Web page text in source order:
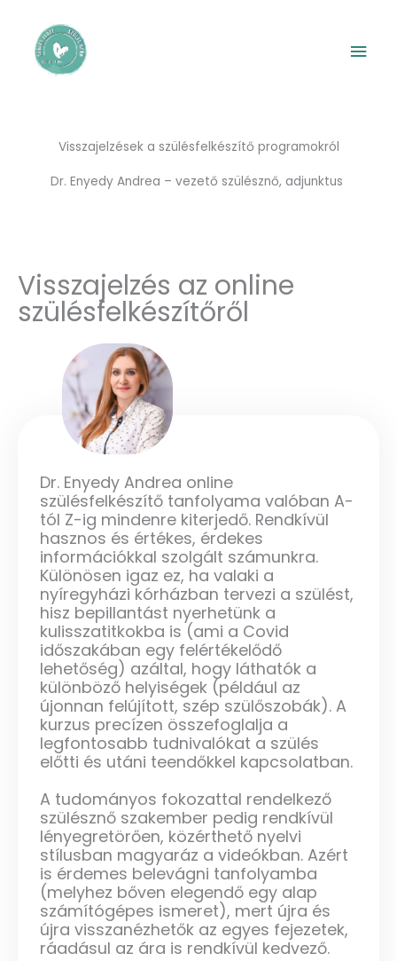
content
Visszajelzések a szülésfelkészítő programokról
Dr. Enyedy Andrea – vezető szülésznő, adjunktus
Visszajelzés az online
szülésfelkészítőről
Dr. Enyedy Andrea online
szülésfelkészítő tanfolyama valóban A-
tól Z-ig mindenre kiterjedő. Rendkívül
hasznos és értékes, érdekes
információkkal szolgált számunkra.
Különösen igaz ez, ha valaki a
nyíregyházi kórházban tervezi a szülést,
hisz bepillantást nyerhetünk a
kulisszatitkokba is (ami a Covid
időszakában egy felértékelődő
lehetőség) azáltal, hogy láthatók a
különböző helyiségek (például az
újonnan felújított, szép szülőszobák). A
kurzus precízen összefoglalja a
legfontosabb tudnivalókat a szülés
előtti és utáni teendőkkel kapcsolatban.
A tudományos fokozattal rendelkező
szülésznő szakember pedig rendkívül
lényegretörően, közérthető nyelvi
stílusban magyaráz a videókban. Azért
is érdemes belevágni tanfolyamba
(melyhez bőven elegendő egy alap
számítógépes ismeret), mert újra és
újra visszanézhetők az egyes fejezetek,
ráadásul az ára is rendkívül kedvező.